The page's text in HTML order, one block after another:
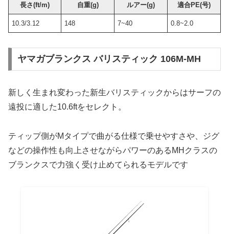
長さ(ft/m) 自重(g) ルアー(g) 適合PE(号)
10.3/3.12 148 7~40 0.8~2.0
ヤマガブランクス バリスティック 106M-MH
新しく生まれ変わった新生バリスティックからはサーフの
遠投に適した10.6ftをセレクト。
ティップ側がMタイプで曲がる仕様で乗せやすさや、ジグ
などの操作性も向上させながらパワーのあるMHクラスの
ブランクスで力強く受け止めてられるモデルです